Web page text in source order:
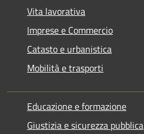
Vita lavorativa
Imprese e Commercio
Catasto e urbanistica
Mobilità e trasporti
Educazione e formazione
Giustizia e sicurezza pubblica